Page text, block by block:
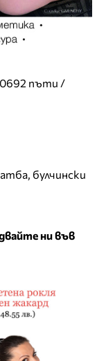
пъти /
, булчински
ни във